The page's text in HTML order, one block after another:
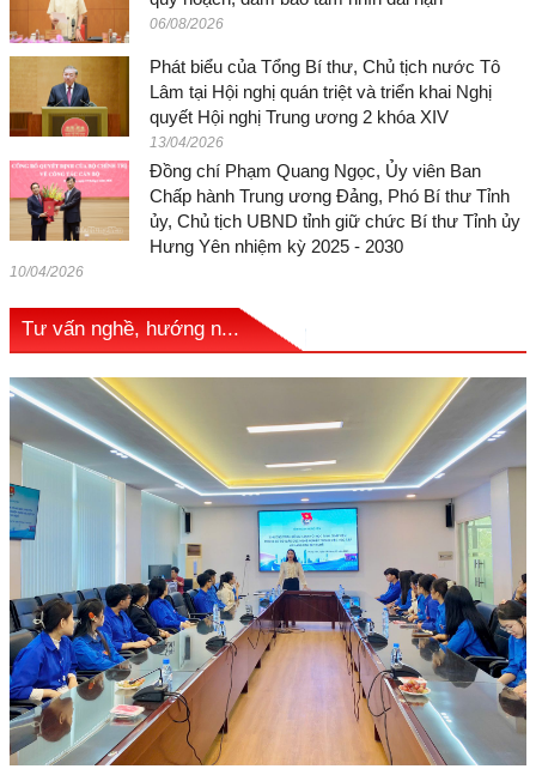
06/08/2026
Phát biểu của Tổng Bí thư, Chủ tịch nước Tô
Lâm tại Hội nghị quán triệt và triển khai Nghị
quyết Hội nghị Trung ương 2 khóa XIV
13/04/2026
Đồng chí Phạm Quang Ngọc, Ủy viên Ban
Chấp hành Trung ương Đảng, Phó Bí thư Tỉnh
ủy, Chủ tịch UBND tỉnh giữ chức Bí thư Tỉnh ủy
Hưng Yên nhiệm kỳ 2025 - 2030
10/04/2026
Tư vấn nghề, hướng n...